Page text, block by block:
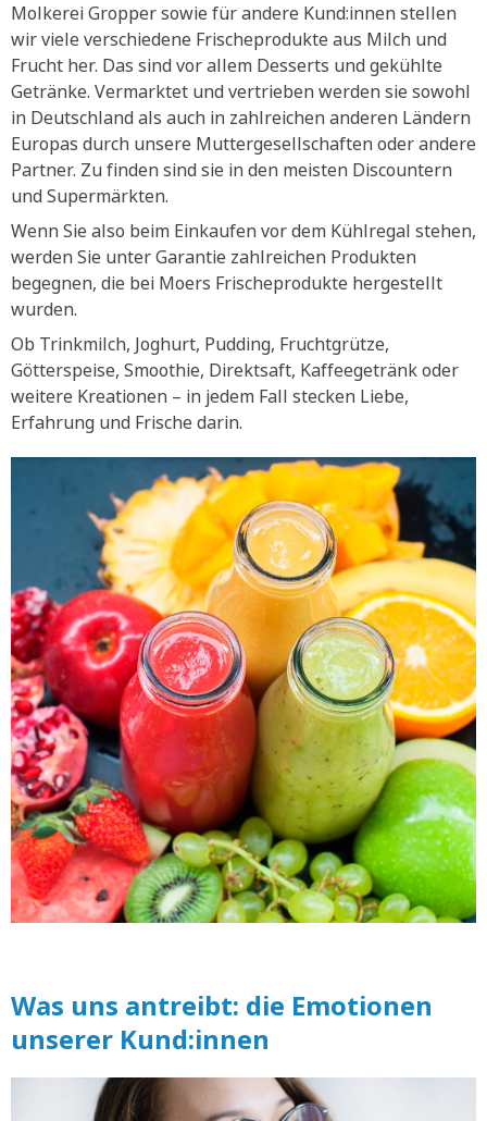
Molkerei Gropper sowie für andere Kund:innen stellen
wir viele verschiedene Frischeprodukte aus Milch und
Frucht her. Das sind vor allem Desserts und gekühlte
Getränke. Vermarktet und vertrieben werden sie sowohl
in Deutschland als auch in zahlreichen anderen Ländern
Europas durch unsere Muttergesellschaften oder andere
Partner. Zu finden sind sie in den meisten Discountern
und Supermärkten.
Wenn Sie also beim Einkaufen vor dem Kühlregal stehen,
werden Sie unter Garantie zahlreichen Produkten
begegnen, die bei Moers Frischeprodukte hergestellt
wurden.
Ob Trinkmilch, Joghurt, Pudding, Fruchtgrütze,
Götterspeise, Smoothie, Direktsaft, Kaffeegetränk oder
weitere Kreationen – in jedem Fall stecken Liebe,
Erfahrung und Frische darin.
Was uns antreibt: die Emotionen
unserer Kund:innen